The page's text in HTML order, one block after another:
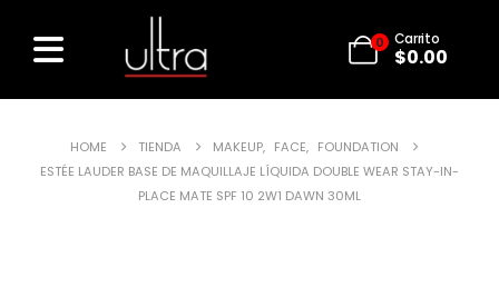
0 Carrito
$0.00
HOME TIENDA MAKEUP, FACE, FOUNDATION
ESTÉE LAUDER BASE DE MAQUILLAJE LÍQUIDA DOUBLE WEAR STAY-IN-
PLACE MATE SPF 10 2W1 DAWN 30ML